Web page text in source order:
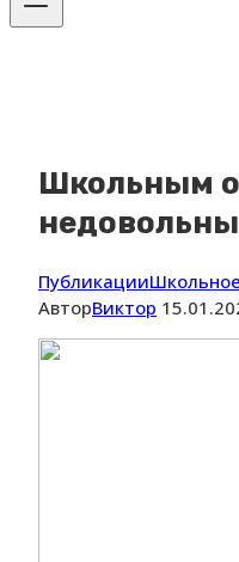
Школьным
Публикации
АвторВиктор